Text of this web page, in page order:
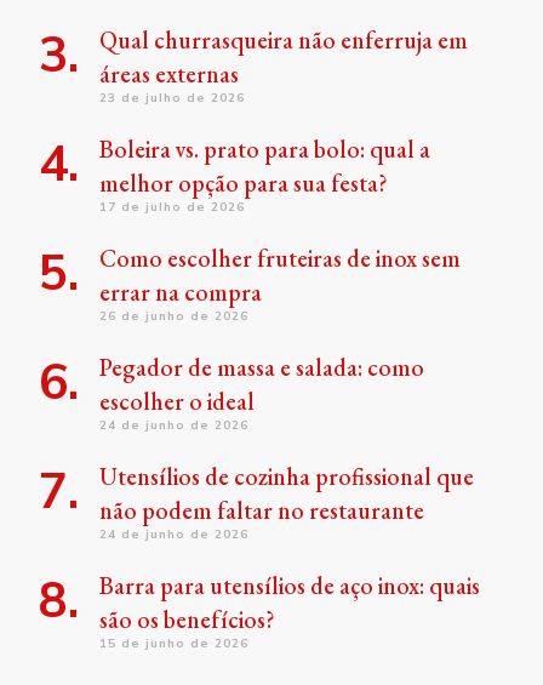
Qual churrasqueira não enferruja em
áreas externas
23 de julho de 2026
Boleira vs. prato para bolo: qual a
melhor opção para sua festa?
17 de julho de 2026
Como escolher fruteiras de inox sem
errar na compra
26 de junho de 2026
Pegador de massa e salada: como
escolher o ideal
24 de junho de 2026
Utensílios de cozinha profissional que
não podem faltar no restaurante
24 de junho de 2026
Barra para utensílios de aço inox: quais
são os benefícios?
15 de junho de 2026